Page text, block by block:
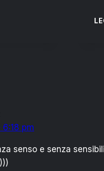
pm
senso e senza